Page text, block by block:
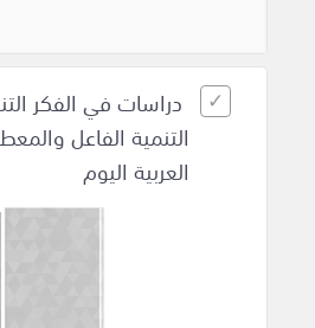
دراسات في الفكر
التنمية الفاعل
العربية اليوم